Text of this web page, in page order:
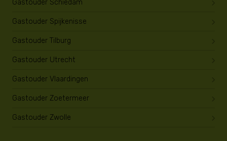
Gastouder Schiedam
Gastouder Spijkenisse
Gastouder Tilburg
Gastouder Utrecht
Gastouder Vlaardingen
Gastouder Zoetermeer
Gastouder Zwolle